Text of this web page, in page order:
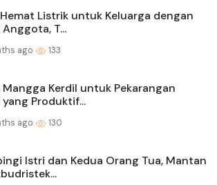
Listrik untuk Keluarga dengan
Anggota, T...
ago 133
Kerdil untuk Pekarangan
Produktif...
ago 130
Istri dan Kedua Orang Tua, Mantan